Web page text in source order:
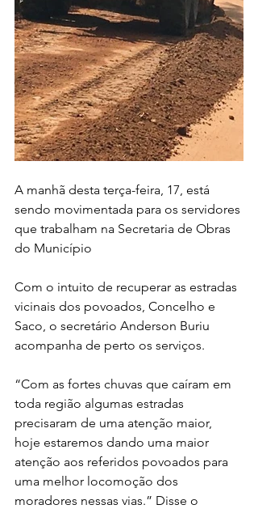
A manhã desta terça-feira, 17, está
sendo movimentada para os servidores
que trabalham na Secretaria de Obras
do Município
Com o intuito de recuperar as estradas
vicinais dos povoados, Concelho e
Saco, o secretário Anderson Buriu
acompanha de perto os serviços.
“Com as fortes chuvas que caíram em
toda região algumas estradas
precisaram de uma atenção maior,
hoje estaremos dando uma maior
atenção aos referidos povoados para
uma melhor locomoção dos
moradores nessas vias.” Disse o